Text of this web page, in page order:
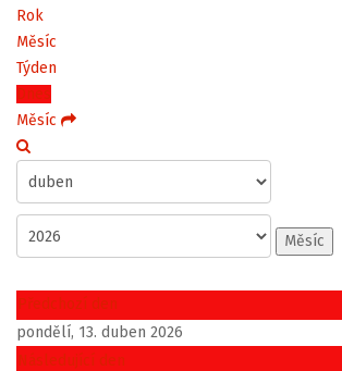
Rok
Měsíc
Týden
Dnes
Měsíc
Měsíc
Předchozí den
pondělí, 13. duben 2026
Následující den